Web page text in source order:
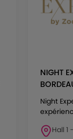
NIGHT
Night
Hall 1